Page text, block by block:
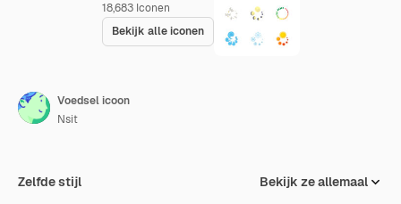
18,683 Iconen
Bekijk alle iconen
Voedsel icoon
Nsit
Zelfde stijl Bekijk ze allemaal